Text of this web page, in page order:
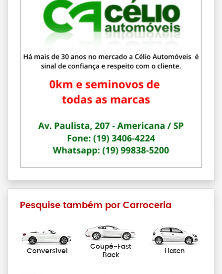
Pesquise também por Carroceria
Conversível
Coupé-Fast
Back
Hatch